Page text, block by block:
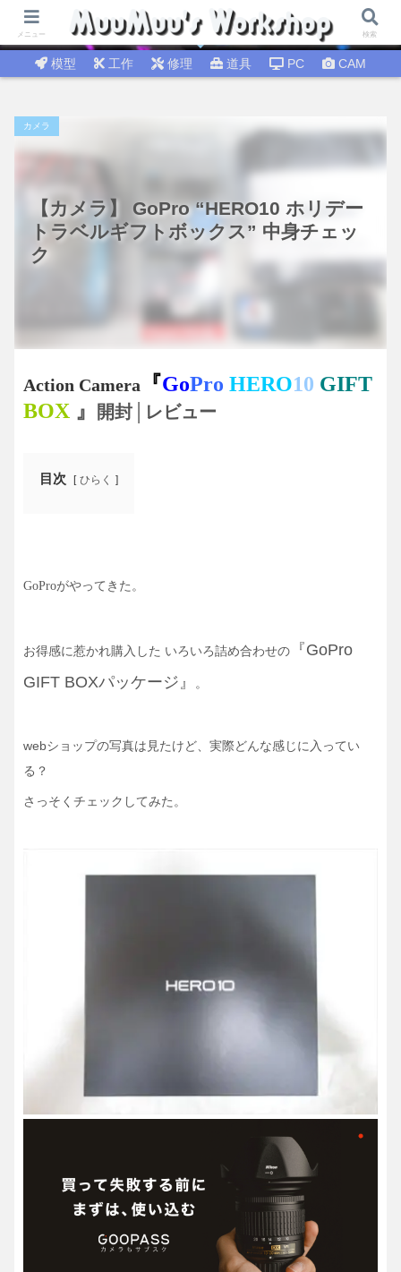
試行錯誤│DIY工作 🛠 DIY修理│温故知新
模型 工作 修理 道具 PC CAM
【カメラ】 GoPro “HERO10 ホリデー
トラベルギフトボックス” 中身チェッ
ク
カメラ
Action Camera 『GoPro HERO10 GIFT
BOX 』 開封│レビュー
目次 ひらく
GoProがやってきた。
お得感に惹かれ購入した いろいろ詰め合わせの
『GoPro
GIFT BOXパッケージ』
。
webショップの写真は見たけど、実際どんな感じに入ってい
る？
さっそくチェックしてみた。
メニュー 検索